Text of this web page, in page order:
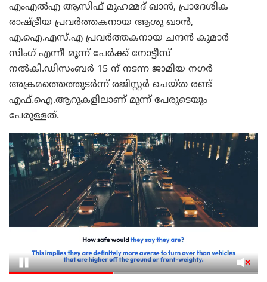
എം‌എൽ‌എ ആസിഫ് മുഹമ്മദ് ഖാൻ, പ്രാദേശിക
രാഷ്ട്രീയ പ്രവർത്തകനായ ആശു ഖാൻ,
എ.ഐ.എസ്‌.എ പ്രവർത്തകനായ ചന്ദൻ കുമാർ
സിംഗ് എന്നീ മൂന്ന് പേർക്ക് നോട്ടീസ്
നൽകി.ഡിസംബർ 15 ന് നടന്ന ജാമിയ നഗർ
അക്രമത്തെത്തുടർന്ന് രജിസ്റ്റർ ചെയ്ത രണ്ട്
എഫ്‌.ഐ‌.ആറുകളിലാണ് മൂന്ന് പേരുടെയും
പേരുള്ളത്.